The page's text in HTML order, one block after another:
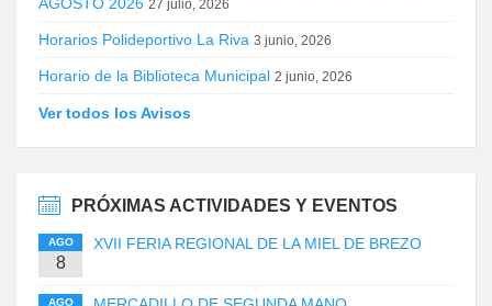
27 julio, 2026
Horarios Polideportivo La Riva 3 junio, 2026
Horario de la Biblioteca Municipal 2 junio, 2026
Ver todos los Avisos
PRÓXIMAS ACTIVIDADES Y EVENTOS
AGO
8
XVII FERIA REGIONAL DE LA MIEL DE BREZO
AGO